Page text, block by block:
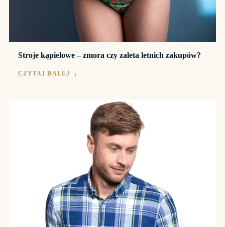
Stroje kąpielowe – zmora czy zaleta letnich zakupów?
CZYTAJ DALEJ